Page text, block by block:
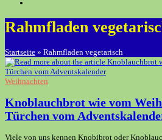
Rahmfladen
Startseite » Rahmfladen vegetarisch
Weihnachten
Knoblauchbrot wie vom
Türchen vom
Viele von uns kennen Knobibrot oder